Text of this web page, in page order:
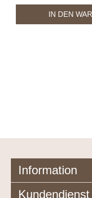
Information
Kundendienst